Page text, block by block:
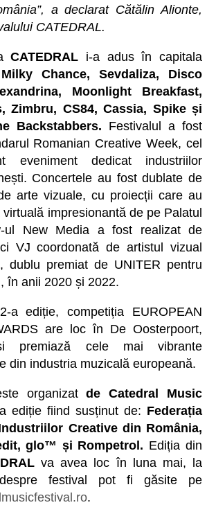
a declarat Cătălin Alionte,
CATEDRAL.
CATEDRAL i-a adus în capitala
Milky Chance, Sevdaliza, Disco
Moonlight Breakfast,
Zimbru, CS84, Cassia, Spike și
Backstabbers. Festivalul a fost
Romanian Creative Week, cel
eveniment dedicat industriilor
Concertele au fost dublate de
arte vizuale, cu proiecții care au
impresionantă de pe Palatul
ul New Media a fost realizat de
VJ coordonată de artistul vizual
dublu premiat de UNITER pentru
în anii 2020 și 2022.
a ediție, competiția EUROPEAN
are loc în De Oosterpoort,
premiază cele mai vibrante
din industria muzicală europeană.
organizat de Catedral Music
ediție fiind susținut de: Federația
Creative din România,
glo™ și Rompetrol. Ediția din
va avea loc în luna mai, la
festival pot fi găsite pe
.